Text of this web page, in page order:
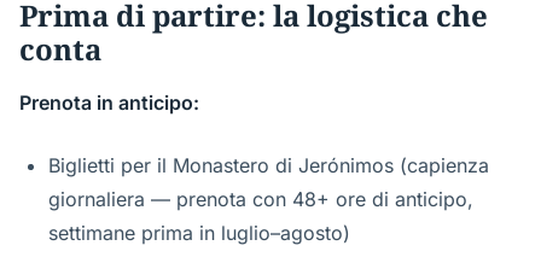
Prima di partire: la logistica che
conta
Prenota in anticipo:
Biglietti per il Monastero di Jerónimos (capienza
giornaliera — prenota con 48+ ore di anticipo,
settimane prima in luglio–agosto)